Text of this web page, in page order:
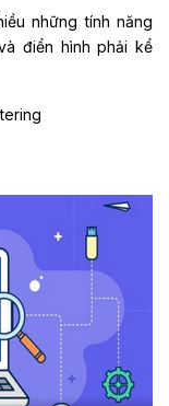
những tính năng
điển hình phải kể